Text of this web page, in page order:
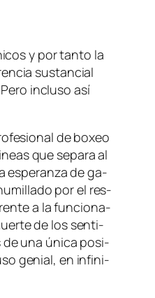
y por tan­to la
sus­tan­cial
in­clu­so así
de bo­xeo
que se­pa­ra al
es­pe­ran­za de ga­
por el res­
a la fun­cio­na­
de los sen­ti­
de una úni­ca po­si­
ge­nial, en in­fi­ni­